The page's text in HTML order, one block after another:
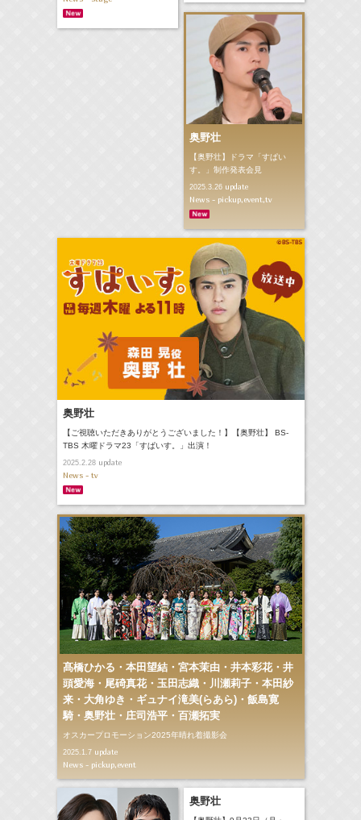
奥野壮
【奥野壮】ドラマ「すぱい
す。」制作発表会見
2025.3.26update
News - pickup,event,tv
奥野壮
【ご視聴いただきありがとうございました！】【奥野壮】 BS-
TBS 木曜ドラマ23「すぱいす。」出演！
2025.2.28update
News - tv
髙橋ひかる・本田望結・宮本茉由・井本彩花・井
頭愛海・尾碕真花・玉田志織・川瀬莉子・本田紗
来・大角ゆき・ギュナイ滝美(らあら)・飯島寛
騎・奥野壮・庄司浩平・百瀬拓実
オスカープロモーション2025年晴れ着撮影会
2025.1.7update
News - pickup,event
奥野壮